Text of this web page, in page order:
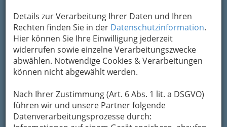
Details zur Verarbeitung Ihrer Daten und Ihren
Rechten finden Sie in der Datenschutzinformation.
Hier können Sie Ihre Einwilligung jederzeit
widerrufen sowie einzelne Verarbeitungszwecke
abwählen. Notwendige Cookies & Verarbeitungen
können nicht abgewählt werden.
Nach Ihrer Zustimmung (Art. 6 Abs. 1 lit. a DSGVO)
führen wir und unsere Partner folgende
Datenverarbeitungsprozesse durch:
Steiermark vor 15 Jahren von den Kindern der
Inhaber Sieglinde und Walter Wrabl „wach
geküsst“.Rund 130 Märchenfigurensind heute
in der über 7.000 Quadratmeter großen
Fantasiewelt in freier Natur zu Hause: Ob Hänsel
und Gretel, der Froschkönig oder das
Rotkäppchen – auf Knopfdruck erzählen alle
märchenhaften Helden ihre spannende
Geschichte oder laden zum Spielen ein.
Der Besuch im Märchenwald